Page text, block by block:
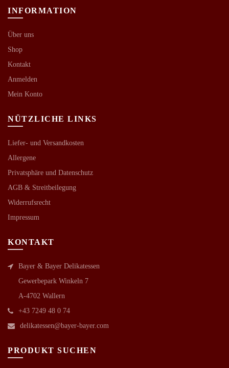
INFORMATION
Über uns
Shop
Kontakt
Anmelden
Mein Konto
NÜTZLICHE LINKS
Liefer- und Versandkosten
Allergene
Privatsphäre und Datenschutz
AGB & Streitbeilegung
Widerrufsrecht
Impressum
KONTAKT
Bayer & Bayer Delikatessen
Gewerbepark Winkeln 7
A-4702 Wallern
+43 7249 48 0 74
delikatessen@bayer-bayer.com
PRODUKT SUCHEN